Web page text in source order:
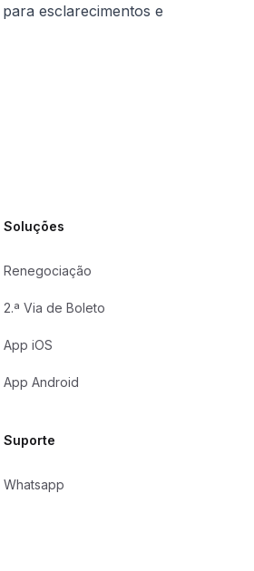
esclarecimentos e
Soluções
Renegociação
2.ª Via de Boleto
App iOS
App Android
Suporte
Whatsapp